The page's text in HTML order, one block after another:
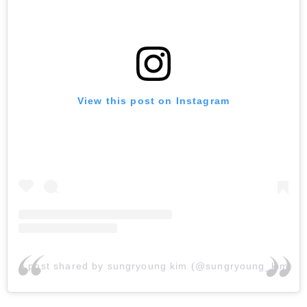
View this post on Instagram
A post shared by sungryoung kim (@sungryoung_kim)